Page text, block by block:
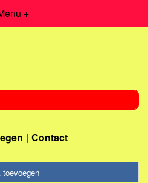
+
Contact
toevoegen